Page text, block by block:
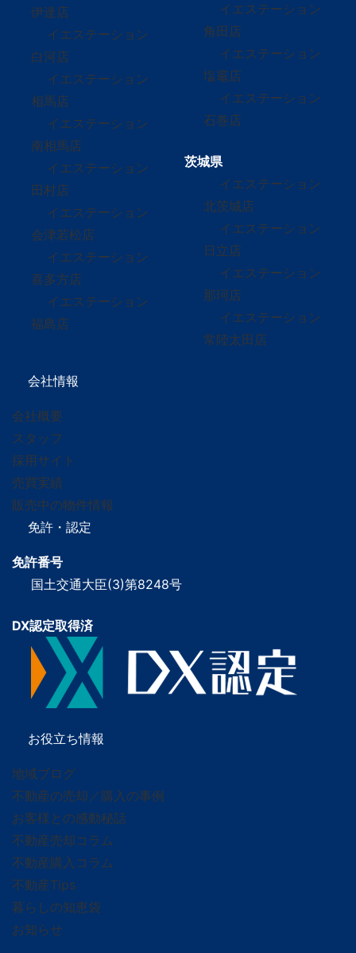
伊達店
イエステーション
白河店
イエステーション
相馬店
イエステーション
南相馬店
イエステーション
田村店
イエステーション
会津若松店
イエステーション
喜多方店
イエステーション
福島店
イエステーション
角田店
イエステーション
塩竈店
イエステーション
石巻店
茨城県
イエステーション
北茨城店
イエステーション
日立店
イエステーション
那珂店
イエステーション
常陸太田店
会社情報
会社概要
スタッフ
採用サイト
売買実績
販売中の物件情報
免許・認定
免許番号
国土交通大臣(3)第8248号
DX認定取得済
お役立ち情報
地域ブログ
不動産の売却／購入の事例
お客様との感動秘話
不動産売却コラム
不動産購入コラム
不動産Tips
暮らしの知恵袋
お知らせ